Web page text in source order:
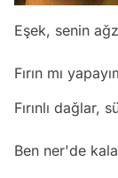
Eşek, senin
Fırın mı
Fırınlı dağlar,
Ben ner'de